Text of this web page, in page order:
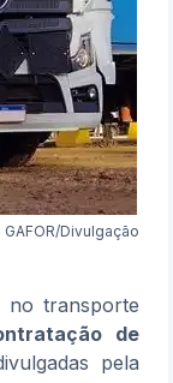
GAFOR/Divulgação
no transporte
de
pela